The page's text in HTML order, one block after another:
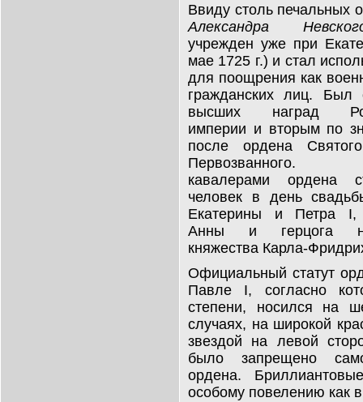
Ввиду столь печальных
Александра
учрежден уже при
мае 1725 г.) и стал
для поощрения как
гражданских лиц. Был
высших наград
империи и вторым по
после ордена
Первозванного.
кавалерами ордена
человек в день
Екатерины и Петра I,
Анны и герцога
княжества Карла-
Официальный статут
Павле I, согласно
степени, носился на
случаях, на широкой
звездой на левой
было запрещено
ордена.
особому повелению как